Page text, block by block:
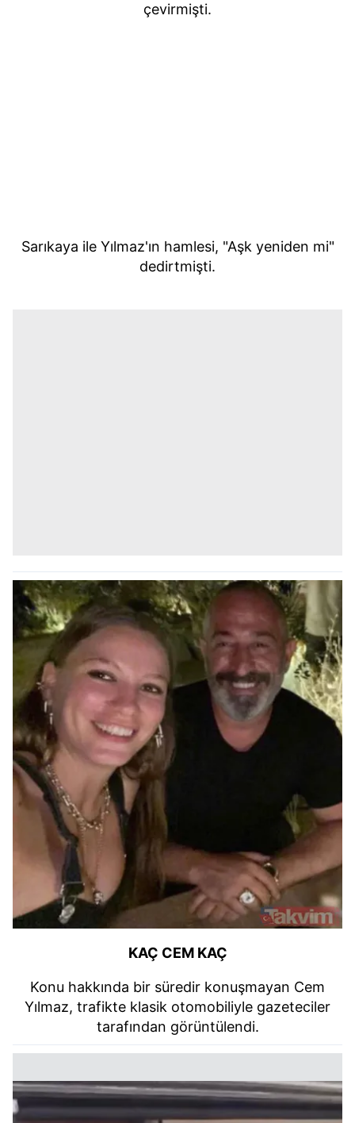
çevirmişti.
Sarıkaya ile Yılmaz'ın hamlesi, "Aşk yeniden mi"
dedirtmişti.
KAÇ CEM KAÇ
Konu hakkında bir süredir konuşmayan Cem
Yılmaz, trafikte klasik otomobiliyle gazeteciler
tarafından görüntülendi.